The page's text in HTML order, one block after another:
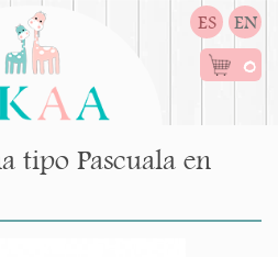
ES EN
0
tipo Pascuala en